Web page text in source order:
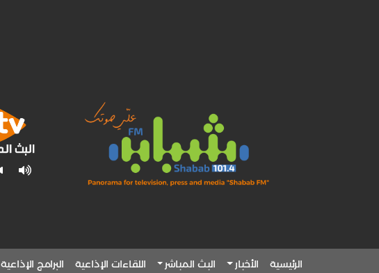
الرئيسية الأخبار البث المباشر اللقاءات الإذاعية البرامج الإذاعية